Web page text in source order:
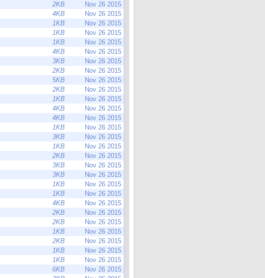
2KB
Nov 26 2015
4KB
Nov 26 2015
1KB
Nov 26 2015
1KB
Nov 26 2015
1KB
Nov 26 2015
4KB
Nov 26 2015
3KB
Nov 26 2015
2KB
Nov 26 2015
5KB
Nov 26 2015
2KB
Nov 26 2015
1KB
Nov 26 2015
4KB
Nov 26 2015
4KB
Nov 26 2015
1KB
Nov 26 2015
3KB
Nov 26 2015
1KB
Nov 26 2015
2KB
Nov 26 2015
3KB
Nov 26 2015
3KB
Nov 26 2015
1KB
Nov 26 2015
1KB
Nov 26 2015
4KB
Nov 26 2015
2KB
Nov 26 2015
2KB
Nov 26 2015
1KB
Nov 26 2015
2KB
Nov 26 2015
1KB
Nov 26 2015
1KB
Nov 26 2015
6KB
Nov 26 2015